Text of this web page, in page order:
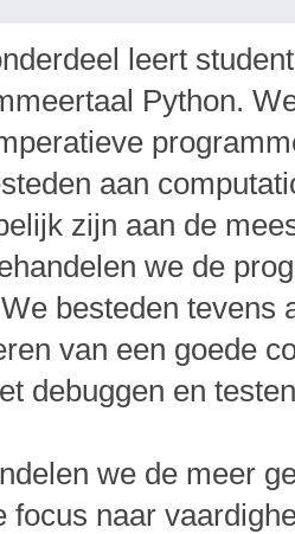
leert
Python.
aan
zijn aan de
we de
besteden tevens
van een goede
debuggen en
we de meer
focus naar